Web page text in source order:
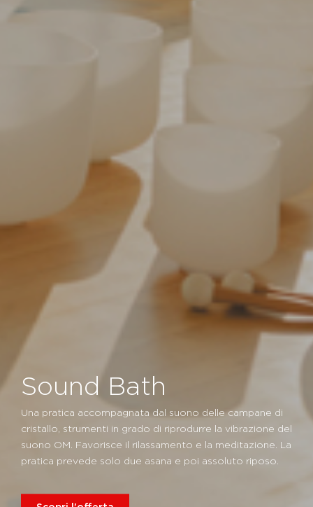
Sound Bath
Una pratica accompagnata dal suono delle campane di
cristallo, strumenti in grado di riprodurre la vibrazione del
suono OM. Favorisce il rilassamento e la meditazione. La
pratica prevede solo due asana e poi assoluto riposo.